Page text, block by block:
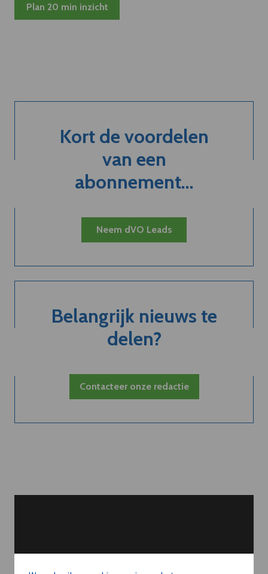
Plan 20 min inzicht
Kort de voordelen
van een
abonnement...
Neem dVO Leads
Belangrijk nieuws te
delen?
Contacteer onze redactie